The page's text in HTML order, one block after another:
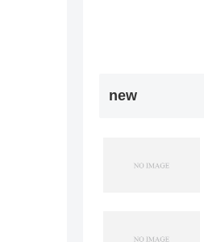
new